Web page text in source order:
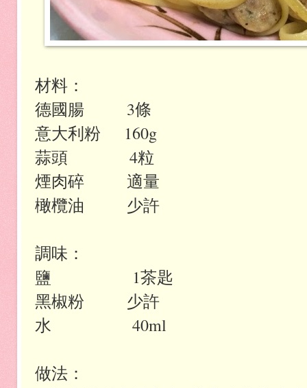
材料：
德國腸 3條
意大利粉 160g
蒜頭 4粒
煙肉碎 適量
橄欖油 少許
調味：
鹽 1茶匙
黑椒粉 少許
水 40ml
做法：